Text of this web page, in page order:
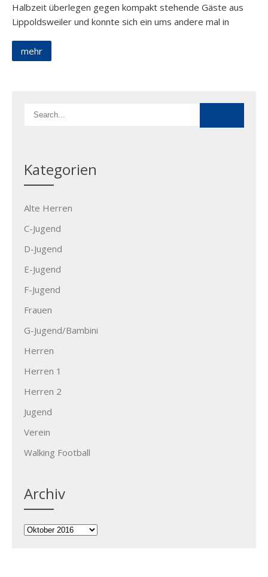
Halbzeit überlegen gegen kompakt stehende Gäste aus
Lippoldsweiler und konnte sich ein ums andere mal in
mehr
Kategorien
Alte Herren
C-Jugend
D-Jugend
E-Jugend
F-Jugend
Frauen
G-Jugend/Bambini
Herren
Herren 1
Herren 2
Jugend
Verein
Walking Football
Archiv
Archiv